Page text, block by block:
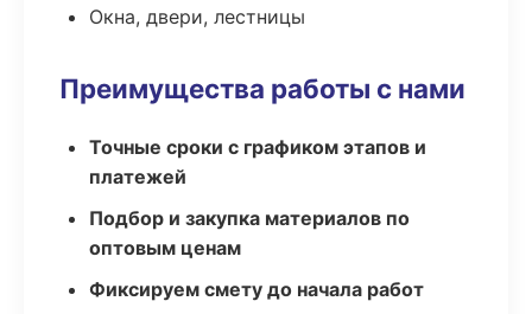
Окна, двери, лестницы
Преимущества работы с нами
Точные сроки с графиком этапов и
платежей
Подбор и закупка материалов по
оптовым ценам
Фиксируем смету до начала работ